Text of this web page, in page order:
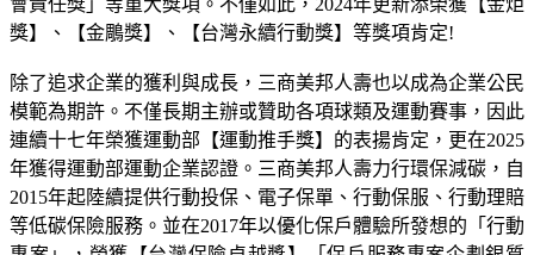
獎】、【金鵰獎】、【台灣永續行動獎】等獎項肯定!
除了追求企業的獲利與成長，三商美邦人壽也以成為企業公民
模範為期許。不僅長期主辦或贊助各項球類及運動賽事，因此
連續十七年榮獲運動部【運動推手獎】的表揚肯定，更在2025
年獲得運動部運動企業認證。三商美邦人壽力行環保減碳，自
2015年起陸續提供行動投保、電子保單、行動保服、行動理賠
等低碳保險服務。並在2017年以優化保戶體驗所發想的「行動